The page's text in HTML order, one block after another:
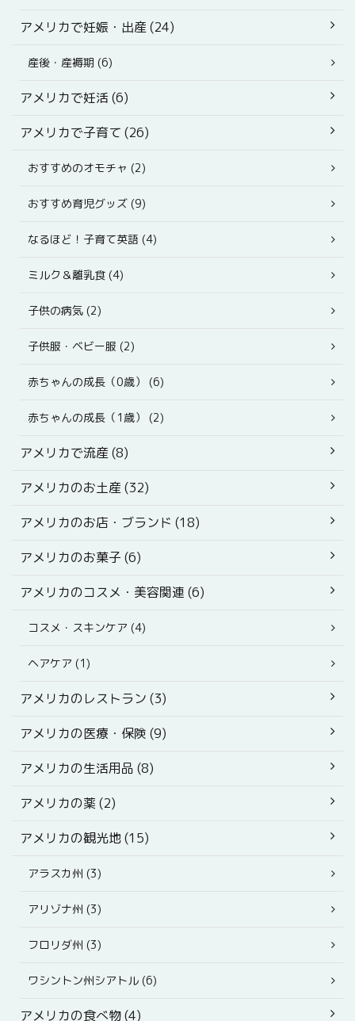
アメリカで妊娠・出産 (24)
産後・産褥期 (6)
アメリカで妊活 (6)
アメリカで子育て (26)
おすすめのオモチャ (2)
おすすめ育児グッズ (9)
なるほど！子育て英語 (4)
ミルク＆離乳食 (4)
子供の病気 (2)
子供服・ベビー服 (2)
赤ちゃんの成長（0歳） (6)
赤ちゃんの成長（1歳） (2)
アメリカで流産 (8)
アメリカのお土産 (32)
アメリカのお店・ブランド (18)
アメリカのお菓子 (6)
アメリカのコスメ・美容関連 (6)
コスメ・スキンケア (4)
ヘアケア (1)
アメリカのレストラン (3)
アメリカの医療・保険 (9)
アメリカの生活用品 (8)
アメリカの薬 (2)
アメリカの観光地 (15)
アラスカ州 (3)
アリゾナ州 (3)
フロリダ州 (3)
ワシントン州シアトル (6)
アメリカの食べ物 (4)